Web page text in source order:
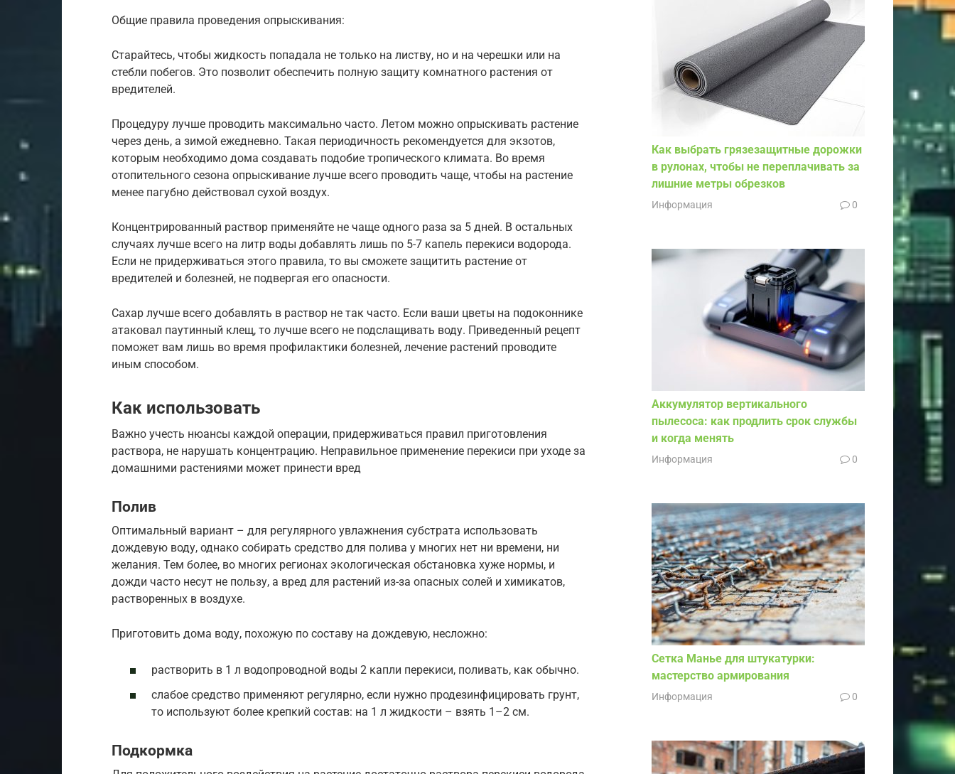
Общие правила проведения опрыскивания:
Старайтесь, чтобы жидкость попадала не только на листву, но и на черешки или на
стебли побегов. Это позволит обеспечить полную защиту комнатного растения от
вредителей.
Процедуру лучше проводить максимально часто. Летом можно опрыскивать растение
через день, а зимой ежедневно. Такая периодичность рекомендуется для экзотов,
которым необходимо дома создавать подобие тропического климата. Во время
отопительного сезона опрыскивание лучше всего проводить чаще, чтобы на растение
менее пагубно действовал сухой воздух.
Концентрированный раствор применяйте не чаще одного раза за 5 дней. В остальных
случаях лучше всего на литр воды добавлять лишь по 5-7 капель перекиси водорода.
Если не придерживаться этого правила, то вы сможете защитить растение от
вредителей и болезней, не подвергая его опасности.
Сахар лучше всего добавлять в раствор не так часто. Если ваши цветы на подоконнике
атаковал паутинный клещ, то лучше всего не подслащивать воду. Приведенный рецепт
поможет вам лишь во время профилактики болезней, лечение растений проводите
иным способом.
Как использовать
Важно учесть нюансы каждой операции, придерживаться правил приготовления
раствора, не нарушать концентрацию. Неправильное применение перекиси при уходе за
домашними растениями может принести вред
Полив
Оптимальный вариант – для регулярного увлажнения субстрата использовать
дождевую воду, однако собирать средство для полива у многих нет ни времени, ни
желания. Тем более, во многих регионах экологическая обстановка хуже нормы, и
дожди часто несут не пользу, а вред для растений из-за опасных солей и химикатов,
растворенных в воздухе.
Приготовить дома воду, похожую по составу на дождевую, несложно:
растворить в 1 л водопроводной воды 2 капли перекиси, поливать, как обычно.
слабое средство применяют регулярно, если нужно продезинфицировать грунт,
то используют более крепкий состав: на 1 л жидкости – взять 1–2 см.
Подкормка
Как выбрать грязезащитные дорожки
в рулонах, чтобы не переплачивать за
лишние метры обрезков
Информация 0
Аккумулятор вертикального
пылесоса: как продлить срок службы
и когда менять
Информация 0
Сетка Манье для штукатурки:
мастерство армирования
Информация 0